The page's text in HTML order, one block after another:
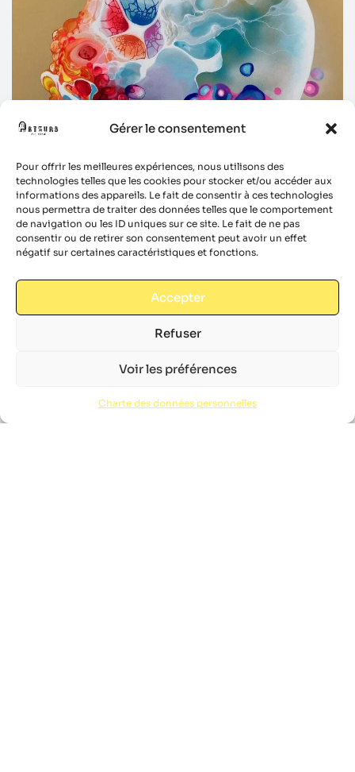
Gérer le consentement
Pour offrir les meilleures expériences, nous utilisons des
technologies telles que les cookies pour stocker et/ou accéder aux
informations des appareils. Le fait de consentir à ces technologies
nous permettra de traiter des données telles que le comportement
de navigation ou les ID uniques sur ce site. Le fait de ne pas
consentir ou de retirer son consentement peut avoir un effet
négatif sur certaines caractéristiques et fonctions.
Accepter
Refuser
Voir les préférences
Charte des données personnelles